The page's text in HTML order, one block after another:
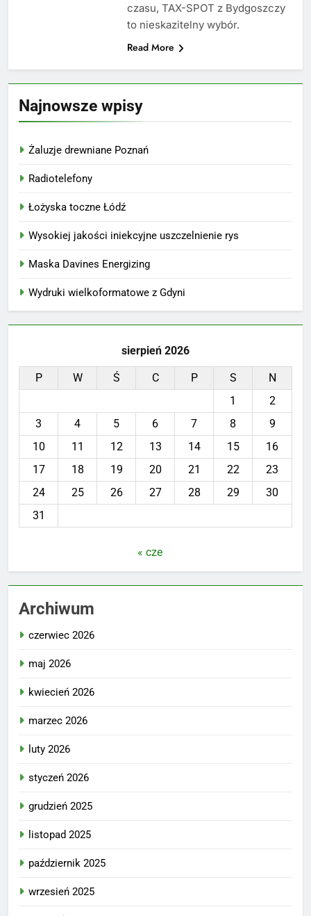
czasu, TAX-SPOT z Bydgoszczy
to nieskazitelny wybór.
Read More
Najnowsze wpisy
Żaluzje drewniane Poznań
Radiotelefony
Łożyska toczne Łódź
Wysokiej jakości iniekcyjne uszczelnienie rys
Maska Davines Energizing
Wydruki wielkoformatowe z Gdyni
sierpień 2026
P W Ś C P S
N
1
2
3
4 5 6 7 8
9
10
11 12 13 14 15
16
17
18 19 20 21 22
23
24
25 26 27 28 29
30
31
« cze
Archiwum
czerwiec 2026
maj 2026
kwiecień 2026
marzec 2026
luty 2026
styczeń 2026
grudzień 2025
listopad 2025
październik 2025
wrzesień 2025